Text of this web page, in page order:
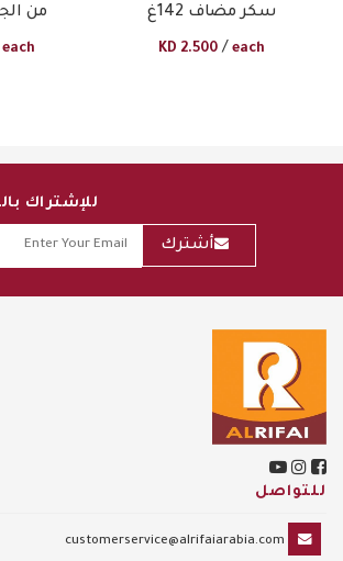
من الجلوتين 142غ
each
سكر مضاف 142غ
KD 2.500 / each
للإشتراك
أشترك
للتواصل
customerservice@alrifaiarabia.com